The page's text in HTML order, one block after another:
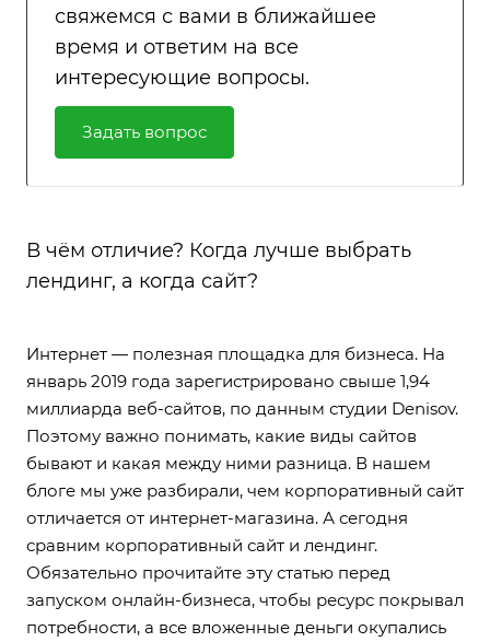
свяжемся с вами в ближайшее
время и ответим на все
интересующие вопросы.
Задать вопрос
В чём отличие? Когда лучше выбрать
лендинг, а когда сайт?
Интернет — полезная площадка для бизнеса. На
январь 2019 года зарегистрировано свыше 1,94
миллиарда веб-сайтов, по данным студии Denisov.
Поэтому важно понимать, какие виды сайтов
бывают и какая между ними разница. В нашем
блоге мы уже разбирали, чем корпоративный сайт
отличается от интернет-магазина. А сегодня
сравним корпоративный сайт и лендинг.
Обязательно прочитайте эту статью перед
запуском онлайн-бизнеса, чтобы ресурс покрывал
потребности, а все вложенные деньги окупались